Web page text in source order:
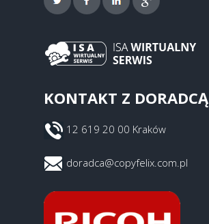
KONTAKT Z DORADCĄ
12 619 20 00 Kraków
doradca@copyfelix.com.pl